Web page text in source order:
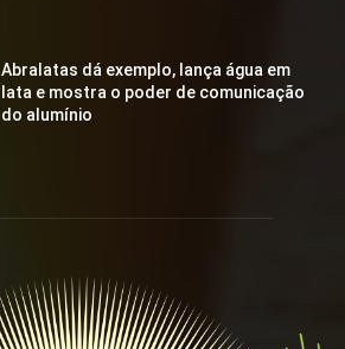
Abralatas dá exemplo, lança água em
lata e mostra o poder de comunicação
do alumínio